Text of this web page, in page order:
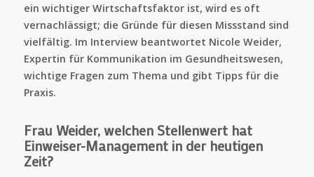
ein wichtiger Wirtschaftsfaktor ist, wird es oft
vernachlässigt; die Gründe für diesen Missstand sind
vielfältig. Im Interview beantwortet Nicole Weider,
Expertin für Kommunikation im Gesundheitswesen,
wichtige Fragen zum Thema und gibt Tipps für die
Praxis.
Frau Weider, welchen Stellenwert hat
Einweiser-Management in der heutigen
Zeit?